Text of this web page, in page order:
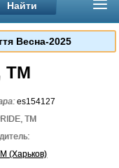
Весна-2025
TM
es154127
TM
(Харьков)